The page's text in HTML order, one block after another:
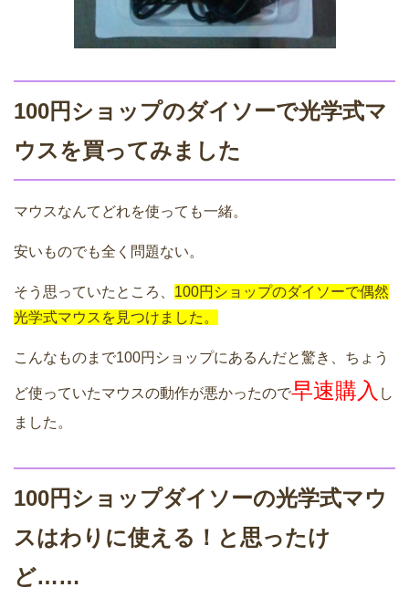
100円ショップのダイソーで光学式マ
ウスを買ってみました
マウスなんてどれを使っても一緒。
安いものでも全く問題ない。
そう思っていたところ、 100円ショップのダイソーで偶然
光学式マウスを見つけました。
こんなものまで100円ショップにあるんだと驚き、ちょう
ど使っていたマウスの動作が悪かったので早速購入 し
ました。
100円ショップダイソーの光学式マウ
スはわりに使える！と思ったけ
ど……